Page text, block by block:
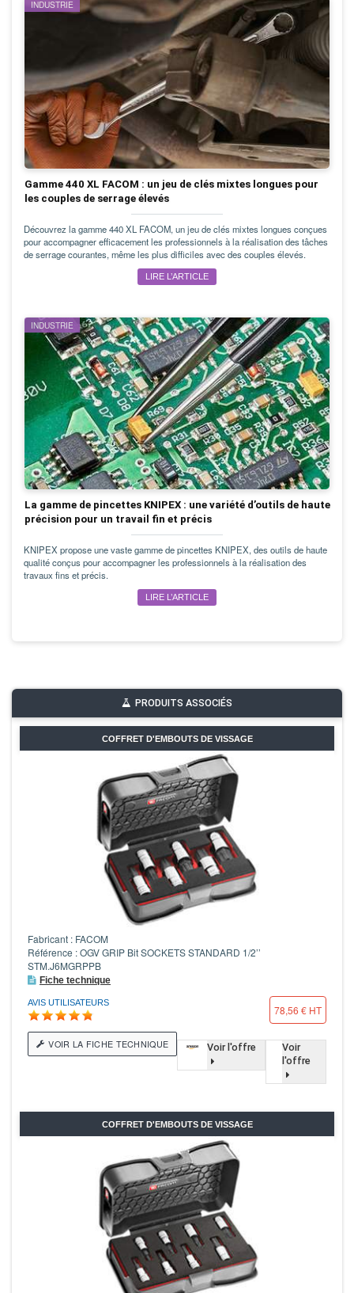
INDUSTRIE
Gamme 440 XL FACOM : un jeu de clés mixtes longues pour
les couples de serrage élevés
Découvrez la gamme 440 XL FACOM, un jeu de clés mixtes longues conçues
pour accompagner efficacement les professionnels à la réalisation des tâches
de serrage courantes, même les plus difficiles avec des couples élevés.
LIRE L’ARTICLE
INDUSTRIE
La gamme de pincettes KNIPEX : une variété d’outils de haute
précision pour un travail fin et précis
KNIPEX propose une vaste gamme de pincettes KNIPEX, des outils de haute
qualité conçus pour accompagner les professionnels à la réalisation des
travaux fins et précis.
LIRE L’ARTICLE
PRODUITS ASSOCIÉS
COFFRET D'EMBOUTS DE VISSAGE
Fabricant : FACOM
Référence : OGV GRIP Bit SOCKETS STANDARD 1/2’’
STM.J6MGRPPB
Fiche technique
AVIS UTILISATEURS
78,56 € HT
VOIR LA FICHE TECHNIQUE Voir l'offre
Voir
l'offre
COFFRET D'EMBOUTS DE VISSAGE